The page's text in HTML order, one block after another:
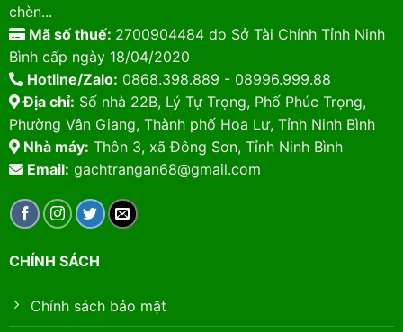
chèn...
Mã số thuế: 2700904484 do Sở Tài Chính Tỉnh Ninh
Bình cấp ngày 18/04/2020
Hotline/Zalo: 0868.398.889 - 08996.999.88
Địa chỉ: Số nhà 22B, Lý Tự Trọng, Phố Phúc Trọng,
Phường Vân Giang, Thành phố Hoa Lư, Tỉnh Ninh Bình
Nhà máy: Thôn 3, xã Đông Sơn, Tỉnh Ninh Bình
Email: gachtrangan68@gmail.com
CHÍNH SÁCH
Chính sách bảo mật